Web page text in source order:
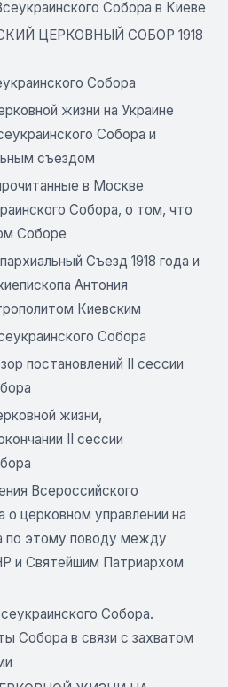
Собора в Киеве
ЦЕРКОВНЫЙ СОБОР 1918
Собора
жизни на Украине
Собора и
съездом
в Москве
Собора, о том, что
Соборе
Съезд 1918 года и
Антония
Киевским
Собора
постановлений II сессии
жизни,
II сессии
Всероссийского
церковном управлении на
по этому поводу между
и Святейшим Патриархом
Собора.
Собора в связи с захватом